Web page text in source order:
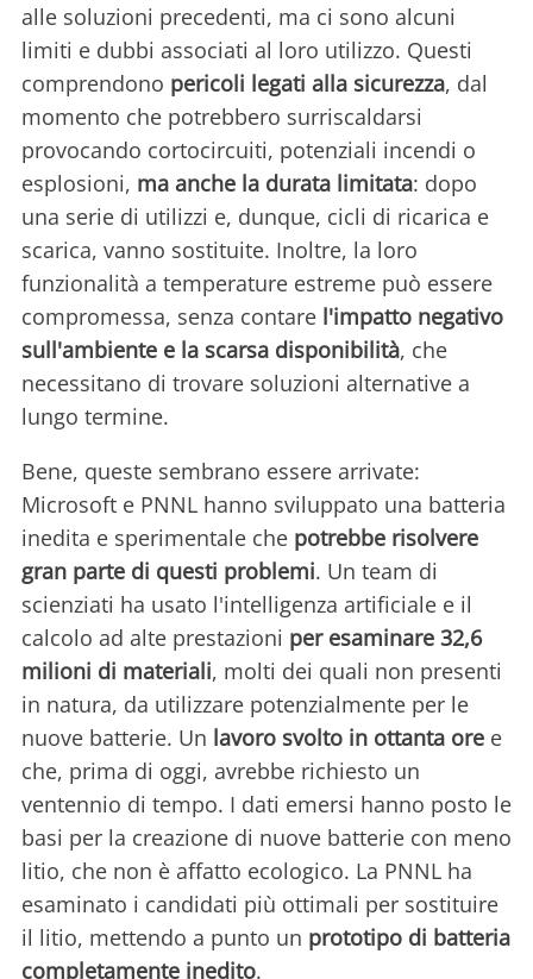
alle soluzioni precedenti, ma ci sono alcuni
limiti e dubbi associati al loro utilizzo. Questi
comprendono pericoli legati alla sicurezza, dal
momento che potrebbero surriscaldarsi
provocando cortocircuiti, potenziali incendi o
esplosioni, ma anche la durata limitata: dopo
una serie di utilizzi e, dunque, cicli di ricarica e
scarica, vanno sostituite. Inoltre, la loro
funzionalità a temperature estreme può essere
compromessa, senza contare l'impatto negativo
sull'ambiente e la scarsa disponibilità, che
necessitano di trovare soluzioni alternative a
lungo termine.
Bene, queste sembrano essere arrivate:
Microsoft e PNNL hanno sviluppato una batteria
inedita e sperimentale che potrebbe risolvere
gran parte di questi problemi. Un team di
scienziati ha usato l'intelligenza artificiale e il
calcolo ad alte prestazioni per esaminare 32,6
milioni di materiali, molti dei quali non presenti
in natura, da utilizzare potenzialmente per le
nuove batterie. Un lavoro svolto in ottanta ore e
che, prima di oggi, avrebbe richiesto un
ventennio di tempo. I dati emersi hanno posto le
basi per la creazione di nuove batterie con meno
litio, che non è affatto ecologico. La PNNL ha
esaminato i candidati più ottimali per sostituire
il litio, mettendo a punto un prototipo di batteria
completamente inedito.